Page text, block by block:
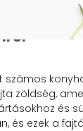
számos
zöldség,
és
és ezek a